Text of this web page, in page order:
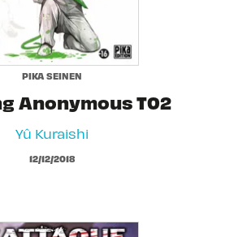
PIKA SEINEN
Anonymous T02
Yû Kuraishi
12/12/2018